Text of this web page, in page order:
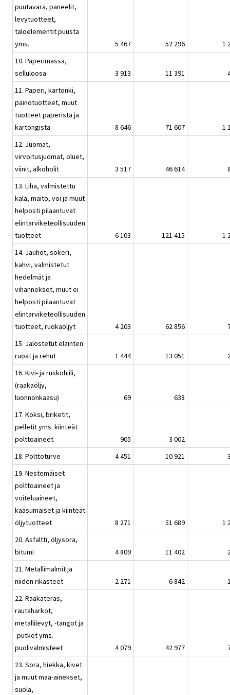
puutavara, paneelit,
levytuotteet,
taloelementit puusta
yms.
5 467 52 296
1
10. Paperimassa,
selluloosa
3 913 11 391
11. Paperi, kartonki,
painotuotteet, muut
tuotteet paperista ja
kartongista
8 646 71 607
1
12. Juomat,
virvoitusjuomat, oluet,
viinit, alkoholit
3 517 46 614
13. Liha, valmistettu
kala, maito, voi ja muut
helposti pilaantuvat
elintarviketeollisuuden
tuotteet
6 103 121 415
1
14. Jauhot, sokeri,
kahvi, valmistetut
hedelmät ja
vihannekset, muut ei
helposti pilaantuvat
elintarviketeollisuuden
tuotteet, ruokaöljyt
4 203 62 856
15. Jalostetut eläinten
ruoat ja rehut
1 444 13 051
16. Kivi- ja ruskohiili,
(raakaöljy,
luonnonkaasu)
69
638
17. Koksi, briketit,
pelletit yms. kiinteät
polttoaineet
905
3 002
18. Polttoturve
4 451 10 921
19. Nestemäiset
polttoaineet ja
voiteluaineet,
kaasumaiset ja kiinteät
öljytuotteet
8 271 51 689
1
20. Asfaltti, öljysora,
bitumi
4 809 11 402
21. Metallimalmit ja
niiden rikasteet
2 271 6 842
22. Raakateräs,
rautaharkot,
metallilevyt, -tangot ja
-putket yms.
puolivalmisteet
4 079 42 977
23. Sora, hiekka, kivet
ja muut maa-ainekset,
suola,